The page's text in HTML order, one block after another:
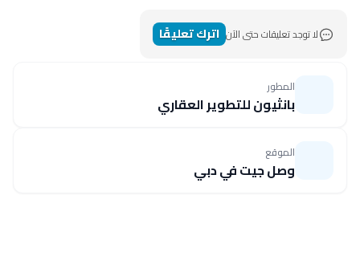
لا توجد تعليقات حتى الآن اترك تعليقًا
المطور
بانثيون للتطوير العقاري
الموقع
وصل جيت في دبي